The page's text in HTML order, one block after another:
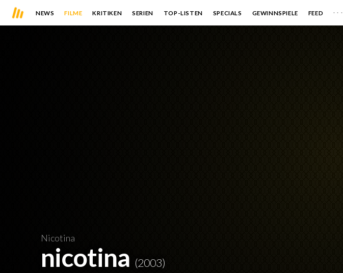
NEWS FILME KRITIKEN SERIEN TOP-LISTEN SPECIALS GEWINNSPIELE FEED . . .
Nicotina
nicotina (2003)